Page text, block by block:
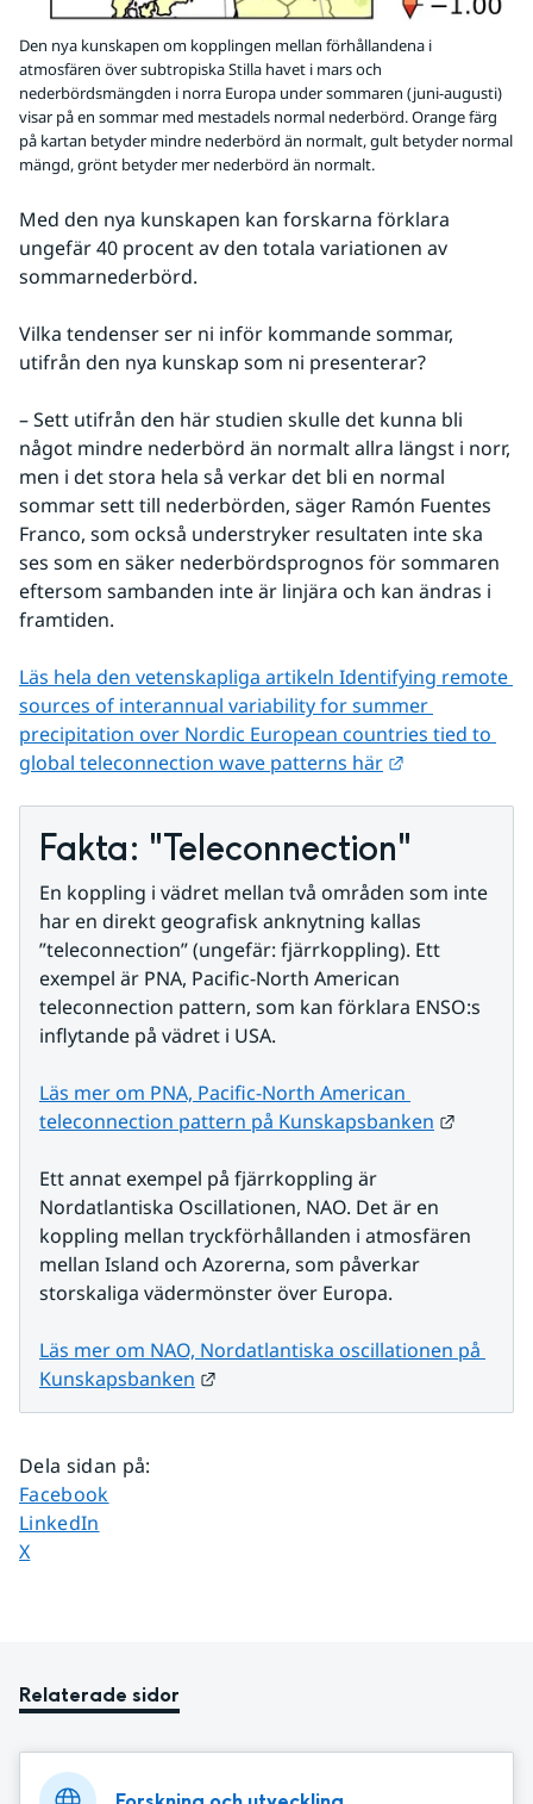
Den nya kunskapen om kopplingen mellan förhållandena i
atmosfären över subtropiska Stilla havet i mars och
nederbördsmängden i norra Europa under sommaren (juni-augusti)
visar på en sommar med mestadels normal nederbörd. Orange färg
på kartan betyder mindre nederbörd än normalt, gult betyder normal
mängd, grönt betyder mer nederbörd än normalt.
Med den nya kunskapen kan forskarna förklara
ungefär 40 procent av den totala variationen av
sommarnederbörd.
Vilka tendenser ser ni inför kommande sommar,
utifrån den nya kunskap som ni presenterar?
– Sett utifrån den här studien skulle det kunna bli
något mindre nederbörd än normalt allra längst i norr,
men i det stora hela så verkar det bli en normal
sommar sett till nederbörden, säger Ramón Fuentes
Franco, som också understryker resultaten inte ska
ses som en säker nederbördsprognos för sommaren
eftersom sambanden inte är linjära och kan ändras i
framtiden.
Läs hela den vetenskapliga artikeln Identifying remote
sources of interannual variability for summer
precipitation over Nordic European countries tied to
global teleconnection wave patterns här
Fakta: "Teleconnection"
En koppling i vädret mellan två områden som inte
har en direkt geografisk anknytning kallas
”teleconnection” (ungefär: fjärrkoppling). Ett
exempel är PNA, Pacific-North American
teleconnection pattern, som kan förklara ENSO:s
inflytande på vädret i USA.
Läs mer om PNA, Pacific-North American
teleconnection pattern på Kunskapsbanken
Ett annat exempel på fjärrkoppling är
Nordatlantiska Oscillationen, NAO. Det är en
koppling mellan tryckförhållanden i atmosfären
mellan Island och Azorerna, som påverkar
storskaliga vädermönster över Europa.
Läs mer om NAO, Nordatlantiska oscillationen på
Kunskapsbanken
Dela sidan på:
Dela sidan på
Facebook
Dela sidan på
LinkedIn
Dela sidan på
X
Relaterade sidor